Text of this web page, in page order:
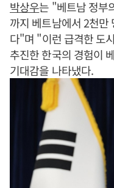
박상우는 "베트남 정부
까지 베트남에서 2천만
다"며 "이런 급격한 도
추진한 한국의 경험이
기대감을 나타냈다.